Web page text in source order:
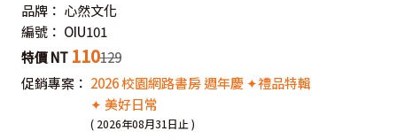
品牌： 心然文化
編號： OIU101
特價 NT 110129
促銷專案： 2026 校園網路書房 週年慶 ✦禮品特輯
✦ 美好日常
( 2026年08月31日止 )